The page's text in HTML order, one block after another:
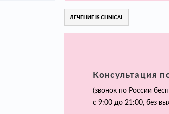
ЛЕЧЕНИЕ IS CLINICAL
Консультация
(звонок по России
с 9:00 до 21:00, без